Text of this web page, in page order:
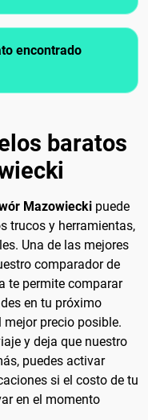
encontrado
baratos
Mazowiecki puede
trucos y herramientas,
Una de las mejores
comparador de
te permite comparar
en tu próximo
precio posible.
y deja que nuestro
puedes activar
si el costo de tu
en el momento